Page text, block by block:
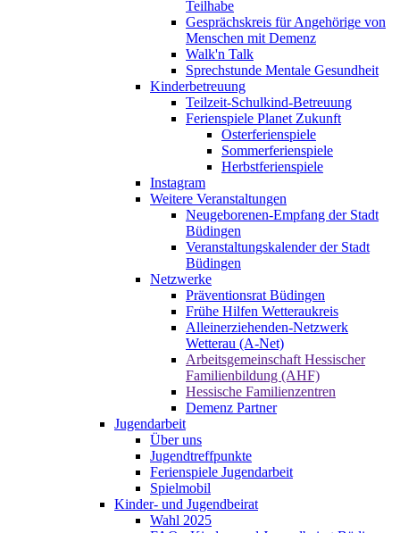
Teilhabe
Gesprächskreis für Angehörige von
Menschen mit Demenz
Walk'n Talk
Sprechstunde Mentale Gesundheit
Kinderbetreuung
Teilzeit-Schulkind-Betreuung
Ferienspiele Planet Zukunft
Osterferienspiele
Sommerferienspiele
Herbstferienspiele
Instagram
Weitere Veranstaltungen
Neugeborenen-Empfang der Stadt
Büdingen
Veranstaltungskalender der Stadt
Büdingen
Netzwerke
Präventionsrat Büdingen
Frühe Hilfen Wetteraukreis
Alleinerziehenden-Netzwerk
Wetterau (A-Net)
Arbeitsgemeinschaft Hessischer
Familienbildung (AHF)
Hessische Familienzentren
Demenz Partner
Jugendarbeit
Über uns
Jugendtreffpunkte
Ferienspiele Jugendarbeit
Spielmobil
Kinder- und Jugendbeirat
Wahl 2025